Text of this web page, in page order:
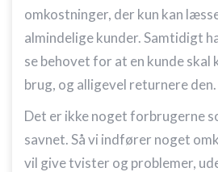
omkostninger, der kun kan
almindelige kunder. Samtidigt
se behovet for at en kunde skal
brug, og alligevel returnere den.
Det er ikke noget forbrugerne
savnet. Så vi indfører noget
vil give tvister og problemer,